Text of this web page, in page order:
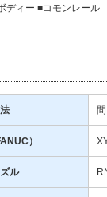
ディー ■コモンレール
）
ル